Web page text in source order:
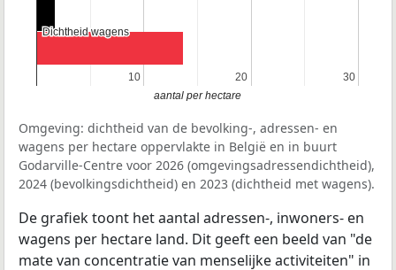
10
10 20
20 30
30
Dichtheid wagens
Dichtheid wagens
aantal per hectare
Omgeving: dichtheid van de bevolking-, adressen- en
wagens per hectare oppervlakte in België en in buurt
Godarville-Centre voor 2026 (omgevingsadressendichtheid),
2024 (bevolkingsdichtheid) en 2023 (dichtheid met wagens).
De grafiek toont het aantal adressen-, inwoners- en
wagens per hectare land. Dit geeft een beeld van "de
mate van concentratie van menselijke activiteiten" in